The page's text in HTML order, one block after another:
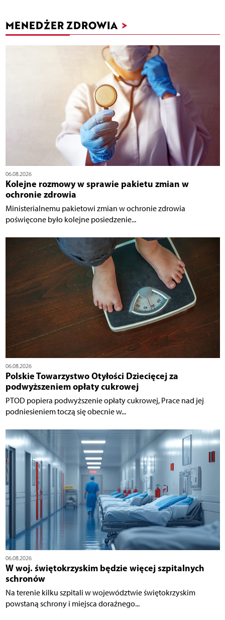
MENEDŻER ZDROWIA >
06.08.2026
Kolejne rozmowy w sprawie pakietu zmian w
ochronie zdrowia
Ministerialnemu pakietowi zmian w ochronie zdrowia
poświęcone było kolejne posiedzenie...
06.08.2026
Polskie Towarzystwo Otyłości Dziecięcej za
podwyższeniem opłaty cukrowej
PTOD popiera podwyższenie opłaty cukrowej, Prace nad jej
podniesieniem toczą się obecnie w...
06.08.2026
W woj. świętokrzyskim będzie więcej szpitalnych
schronów
Na terenie kilku szpitali w województwie świętokrzyskim
powstaną schrony i miejsca doraźnego...